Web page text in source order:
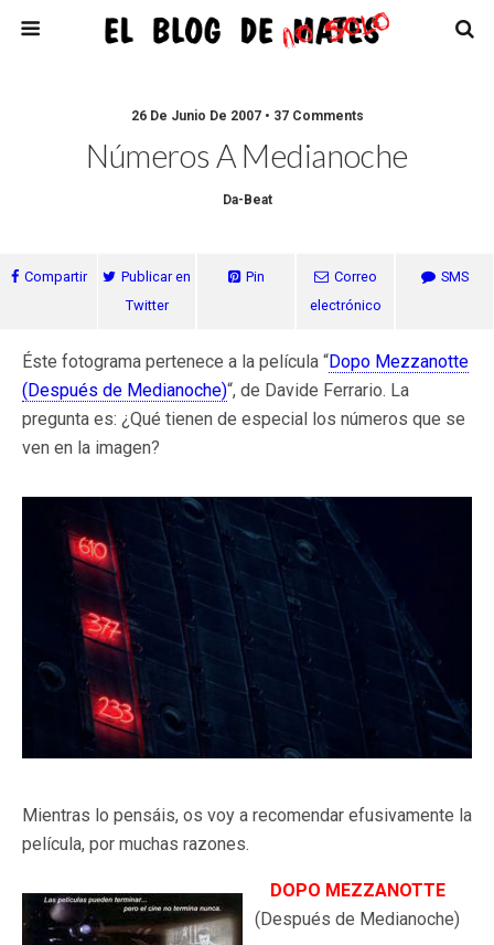
26 De Junio De 2007 • 37 Comments
Números A Medianoche
Da-Beat
Compartir
Publicar en
Twitter
Pin
Correo
electrónico
SMS
Éste fotograma pertenece a la película “Dopo Mezzanotte
(Después de Medianoche)“, de Davide Ferrario. La
pregunta es: ¿Qué tienen de especial los números que se
ven en la imagen?
Mientras lo pensáis, os voy a recomendar efusivamente la
película, por muchas razones.
DOPO MEZZANOTTE
(Después de Medianoche)